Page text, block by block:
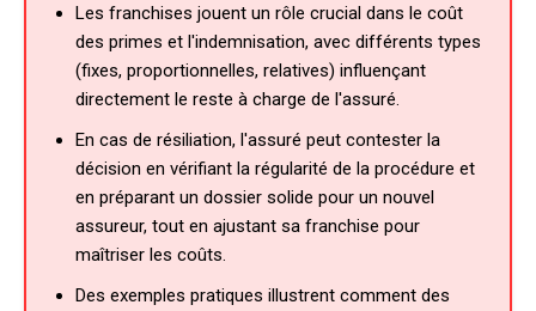
Les franchises jouent un rôle crucial dans le coût
des primes et l'indemnisation, avec différents types
(fixes, proportionnelles, relatives) influençant
directement le reste à charge de l'assuré.
En cas de résiliation, l'assuré peut contester la
décision en vérifiant la régularité de la procédure et
en préparant un dossier solide pour un nouvel
assureur, tout en ajustant sa franchise pour
maîtriser les coûts.
Des exemples pratiques illustrent comment des